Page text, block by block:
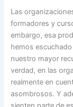
Las
formadores y
embargo, esa
hemos
nuestro mayor
verdad, en las
realmente en
asombrosos. Y